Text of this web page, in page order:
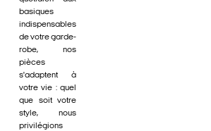
basiques
indispensables
de votre garde-
robe, nos
pièces
s'adaptent à
votre vie : quel
que soit votre
style, nous
privilégions